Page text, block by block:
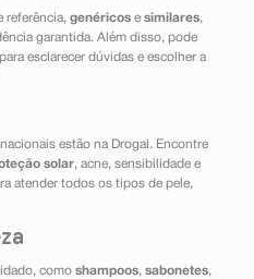
referência, genéricose similares,
garantida. Além disso, pode
esclarecer dúvidas e escolher a
estão na Drogal. Encontre
solar, acne, sensibilidade e
atender todos os tipos de pele,
como shampoos, sabonetes,